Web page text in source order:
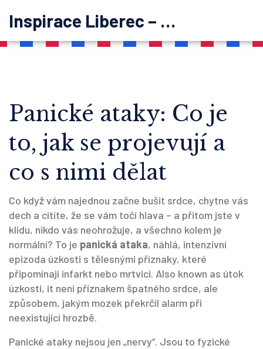
Inspirace Liberec – psychoterapie
Panické ataky: Co je
to, jak se projevují a
co s nimi dělat
Co když vám najednou začne bušit srdce, chytne vás
dech a cítíte, že se vám točí hlava – a přitom jste v
klidu, nikdo vás neohrožuje, a všechno kolem je
normální? To je panická ataka, náhlá, intenzivní
epizoda úzkosti s tělesnými příznaky, které
připomínají infarkt nebo mrtvici. Also known as útok
úzkosti, it není příznakem špatného srdce, ale
způsobem, jakým mozek překrčil alarm při
neexistující hrozbě.
Panické ataky nejsou jen „nervy“. Jsou to fyzické